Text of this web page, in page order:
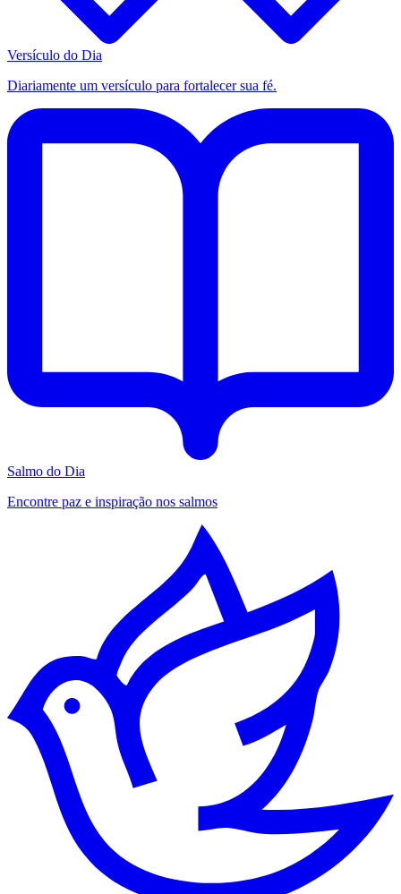
Versículo do Dia
Diariamente um versículo para fortalecer sua fé.
Salmo do Dia
Encontre paz e inspiração nos salmos